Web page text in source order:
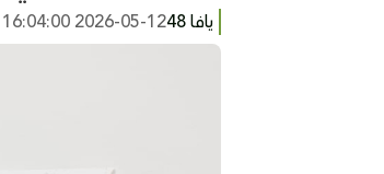
يافا 48 2026-05-12 16:04:00